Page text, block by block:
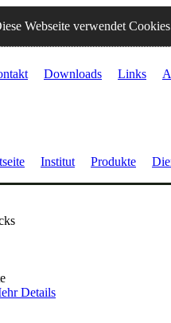
Webseite verwendet
Downloads Links
Institut Produkte
Details